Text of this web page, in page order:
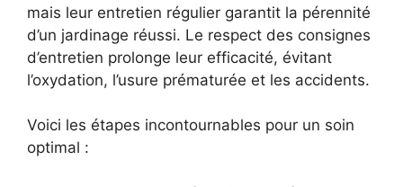
mais leur entretien régulier garantit la pérennité
d’un jardinage réussi. Le respect des consignes
d’entretien prolonge leur efficacité, évitant
l’oxydation, l’usure prématurée et les accidents.
Voici les étapes incontournables pour un soin
optimal :